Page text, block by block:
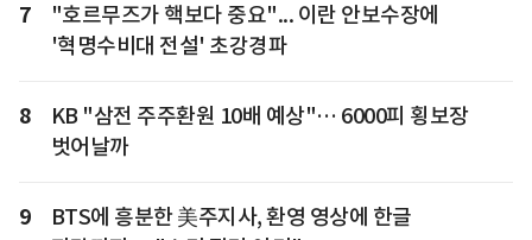
7
"호르무즈가 핵보다 중요"... 이란 안보수장에
'혁명수비대 전설' 초강경파
8
KB "삼전 주주환원 10배 예상"… 6000피 횡보장
벗어날까
9
BTS에 흥분한 美주지사, 환영 영상에 한글